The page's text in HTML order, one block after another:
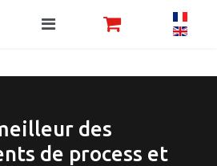
des
de process et